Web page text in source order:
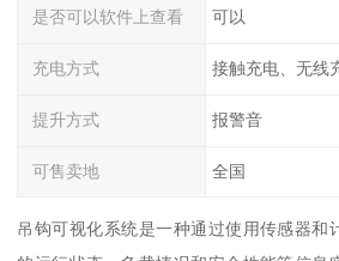
是否可以软件上查看 可以
充电方式 接触充电、无线
提升方式 报警音
可售卖地 全国
吊钩可视化系统是一种通过使用传感器和